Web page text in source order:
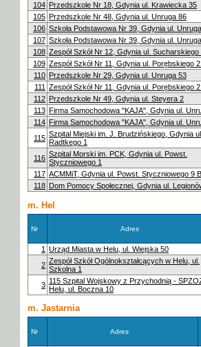
104 Przedszkole Nr 18, Gdynia ul. Krawiecka 35
105 Przedszkole Nr 48, Gdynia ul. Unruga 86
106 Szkoła Podstawowa Nr 39, Gdynia ul.
107 Szkoła Podstawowa Nr 39, Gdynia ul.
108 Zespół Szkół Nr 12, Gdynia ul. Sucharskiego
109 Zespół Szkół Nr 11, Gdynia ul. Porębskiego
110 Przedszkole Nr 29, Gdynia ul. Unruga 53
111 Zespół Szkół Nr 11, Gdynia ul. Porębskiego
112 Przedszkole Nr 49, Gdynia ul. Steyera 2
113 Firma Samochodowa "KAJA", Gdynia ul.
114 Firma Samochodowa "KAJA", Gdynia ul.
115 Szpital Miejski im. J. Brudzińskiego, Gdynia
Radtkego 1
116 Szpital Morski im. PCK, Gdynia ul. Powst.
Styczniowego 1
117 ACMMiT, Gdynia ul. Powst. Styczniowego 9 B
118 Dom Pomocy Społecznej, Gdynia ul.
m. Hel
Nr Adres
1 Urząd Miasta w Helu, ul. Wiejska 50
2 Zespół Szkół Ogólnokształcących w Helu, ul.
Szkolna 1
3 115 Szpital Wojskowy z Przychodnią -
Helu, ul. Boczna 10
m. Jastarnia
Nr Adres